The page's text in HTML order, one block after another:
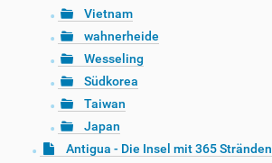
Vietnam
wahnerheide
Wesseling
Südkorea
Taiwan
Japan
Antigua - Die Insel mit 365 Stränden